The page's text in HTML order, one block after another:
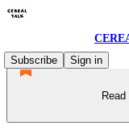
Subscribe
Sign in